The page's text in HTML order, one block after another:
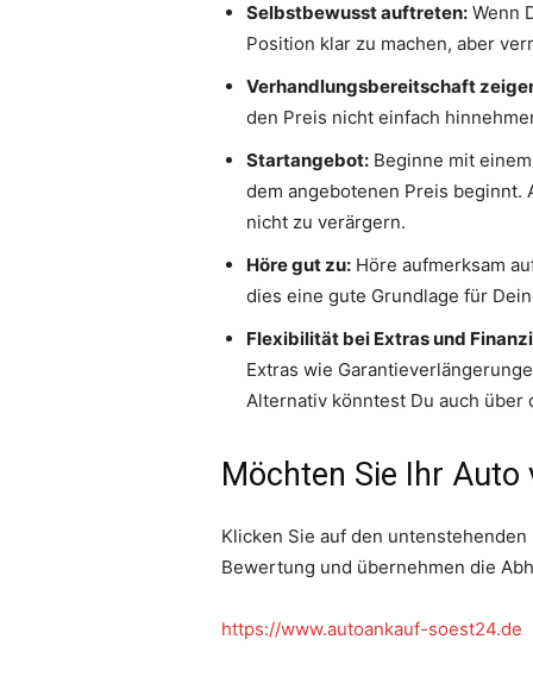
Selbstbewusst auftreten: Wenn
Position klar zu machen, aber
Verhandlungsbereitschaft
den Preis nicht einfach
Startangebot: Beginne mit
dem angebotenen Preis beginnt.
nicht zu verärgern.
Höre gut zu: Höre aufmerksam
dies eine gute Grundlage für
Flexibilität bei Extras und
Extras wie
Alternativ könntest Du auch über
Möchten Sie Ihr Auto
Klicken Sie auf den
Bewertung und übernehmen die
https://www.autoankauf-soest24.de